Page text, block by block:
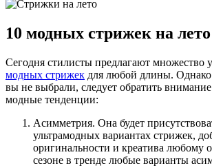
10 модных стрижек на лето
Сегодня стилисты предлагают множество
модных стрижек для любой длины.
вы не выбрали, следует обратить
модные тенденции:
Асимметрия. Она будет
ультрамодных вариантах стрижек,
оригинальности и креатива любому
сезоне в тренде любые варианты